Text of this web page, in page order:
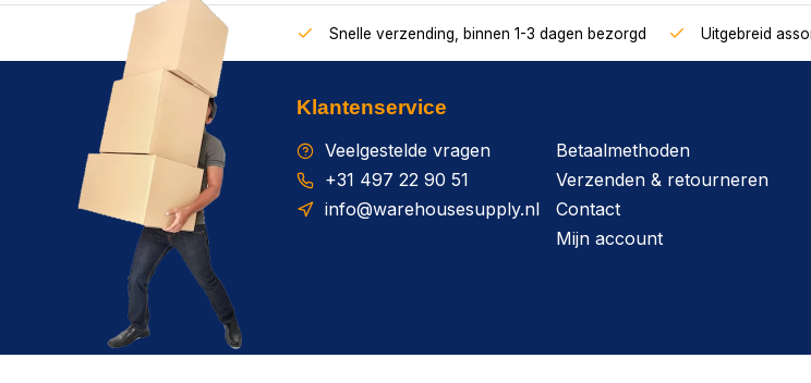
Snelle verzending, binnen 1-3 dagen bezorgd Uitgebreid
Klantenservice
Veelgestelde vragen
+31 497 22 90 51
info@warehousesupply.nl
Betaalmethoden
Verzenden & retourneren
Contact
Mijn account